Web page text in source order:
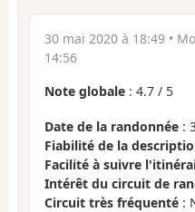
30 mai 2020 à 18:49 •
14:56
Note globale : 4.7 / 5
Date de la randonnée :
Fiabilité de la
Facilité à suivre
Intérêt du circuit de
Circuit très fréquenté :